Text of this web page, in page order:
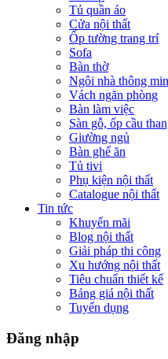
Khuyến mãi
Blog nội thất
Giải pháp thi công
Xu hướng nội thất
Tiêu chuẩn thiết kế
Bảng giá nội thất
Tuyển dụng
Đăng nhập
Tên tài khoản hoặc địa chỉ email
Mật khẩu*
Ghi nhớ mật khẩu Đăng nhập
Quên mật khẩu?